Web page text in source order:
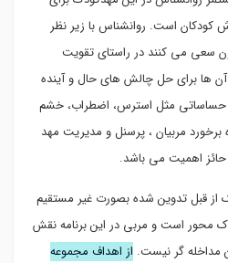
است. روانشناس با زیر نظر
سعی می کنند در راستای تقویت
ها برای حل چالش های حال و آینده
حساساتی مثل استرس، اضطراب، خشم
مربیان ، پرسنل و مدیریت مهد
حائز اهمیت می باشد.
از قبل تدوین شده بصورت غیر مستقیم
محور است و مربی در این برنامه نقش
مداخله گر نیست. از اهداف مجموعه